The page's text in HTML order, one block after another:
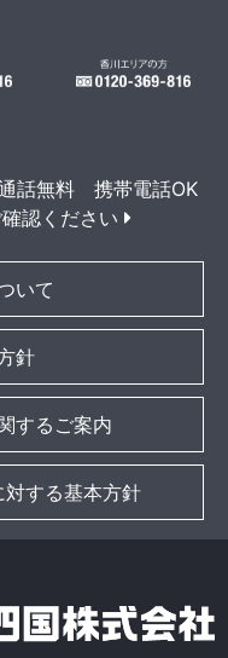
話無料 携帯電話OK
認ください
いて
針
するご案内
する基本方針